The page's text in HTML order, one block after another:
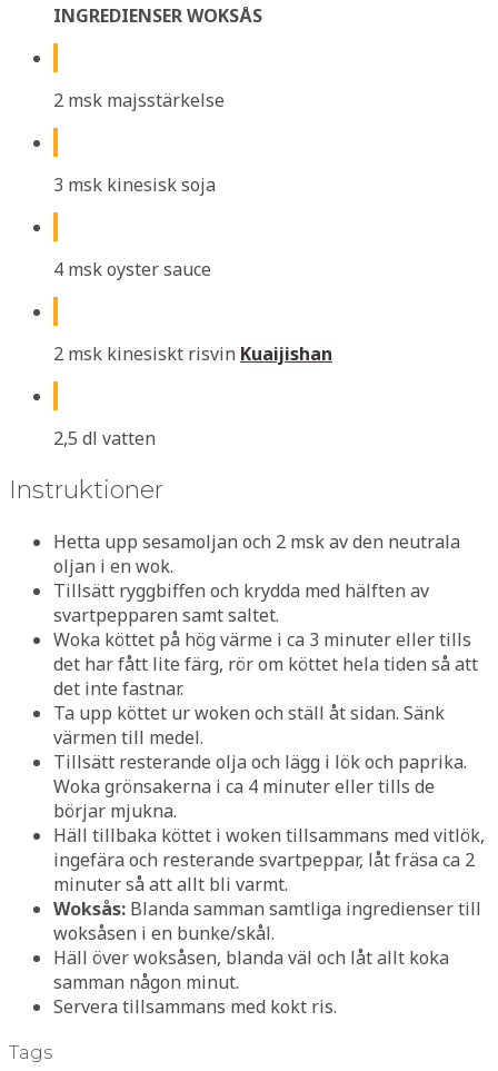
INGREDIENSER WOKSÅS
2 msk majsstärkelse
3 msk kinesisk soja
4 msk oyster sauce
2 msk kinesiskt risvin Kuaijishan
2,5 dl vatten
Instruktioner
Hetta upp sesamoljan och 2 msk av den neutrala
oljan i en wok.
Tillsätt ryggbiffen och krydda med hälften av
svartpepparen samt saltet.
Woka köttet på hög värme i ca 3 minuter eller tills
det har fått lite färg, rör om köttet hela tiden så att
det inte fastnar.
Ta upp köttet ur woken och ställ åt sidan. Sänk
värmen till medel.
Tillsätt resterande olja och lägg i lök och paprika.
Woka grönsakerna i ca 4 minuter eller tills de
börjar mjukna.
Häll tillbaka köttet i woken tillsammans med vitlök,
ingefära och resterande svartpeppar, låt fräsa ca 2
minuter så att allt bli varmt.
Woksås: Blanda samman samtliga ingredienser till
woksåsen i en bunke/skål.
Häll över woksåsen, blanda väl och låt allt koka
samman någon minut.
Servera tillsammans med kokt ris.
Tags